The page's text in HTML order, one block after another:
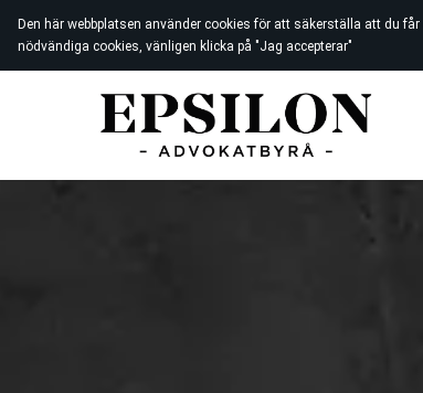
Den här webbplatsen använder cookies för att säkerställa att du
nödvändiga cookies, vänligen klicka på "Jag accepterar"